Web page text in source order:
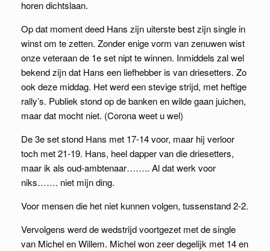
horen dichtslaan.
Op dat moment deed Hans zijn uiterste best zijn single in
winst om te zetten. Zonder enige vorm van zenuwen wist
onze veteraan de 1e set nipt te winnen. Inmiddels zal wel
bekend zijn dat Hans een liefhebber is van driesetters. Zo
ook deze middag. Het werd een stevige strijd, met heftige
rally’s. Publiek stond op de banken en wilde gaan juichen,
maar dat mocht niet. (Corona weet u wel)
De 3e set stond Hans met 17-14 voor, maar hij verloor
toch met 21-19. Hans, heel dapper van die driesetters,
maar ik als oud-ambtenaar…….. Al dat werk voor
niks……. niet mijn ding.
Voor mensen die het niet kunnen volgen, tussenstand 2-2.
Vervolgens werd de wedstrijd voortgezet met de single
van Michel en Willem. Michel won zeer degelijk met 14 en